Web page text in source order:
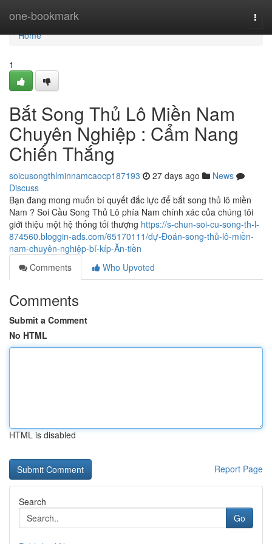
one-bookmark
Home
Home
1
Bắt Song Thủ Lô Miền Nam
Chuyên Nghiệp : Cẩm Nang
Chiến Thắng
soicusongthlminnamcaocp187193 27 days ago
News
Discuss
Bạn đang mong muốn bí quyết đắc lực để bắt song thủ lô miền
Nam ? Soi Cầu Song Thủ Lô phía Nam chính xác của chúng tôi
giới thiệu một hệ thống tối thượng https://s-chun-soi-cu-song-th-l-
874560.bloggin-ads.com/65170111/dự-Đoán-song-thủ-lô-miền-
nam-chuyên-nghiệp-bí-kíp-Ăn-tiền
Comments
Who Upvoted
Comments
Submit a Comment
No HTML
HTML is disabled
Report Page
Search
Go